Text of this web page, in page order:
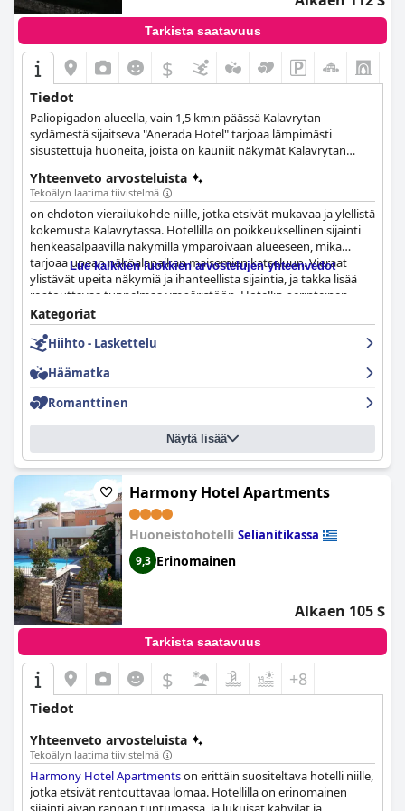
Tarkista saatavuus
$
Tiedot
Paliopigadon alueella, vain 1,5 km:n päässä Kalavrytan
sydämestä sijaitseva "Anerada Hotel" tarjoaa lämpimästi
sisustettuja huoneita, joista on kauniit näkymät Kalavrytan
Yhteenveto arvosteluista
Tekoälyn laatima tiivistelmä
on ehdoton vierailukohde niille, jotka etsivät mukavaa ja ylellistä
kokemusta Kalavrytassa. Hotellilla on poikkeuksellinen sijainti
henkeäsalpaavilla näkymillä ympäröivään alueeseen, mikä
tarjoaa upean näköalapaikan maisemien katseluun. Vieraat
ylistävät upeita näkymiä ja ihanteellista sijaintia, ja takka lisää
rentouttavaa tunnelmaa ympäristöön. Hotellin perinteinen,
kotitekoinen aamiainen on hitti vieraiden keskuudessa, ja
monet kuvaavat sitä upeaksi, hämmästyttäväksi ja
erinomaiseksi. Huoneet ovat hyvin varusteltuja, tilavia ja siistejä,
kylpyhuoneet. Hotellia kehutaan sen puhtaudesta ja
turvallisuusmääräysten noudattamisesta, ja huoneita kuvataan
nuhteettoman siisteiksi ja tahrattomiksi. Henkilökunta on
erittäin ystävällistä ja avuliasta, ja he tarjoavat vinkkejä ja
suosituksia paikallisista ravintoloista, vaellusreiteistä ja
nähtävyyksistä. Kaiken kaikkiaan tarjoaa vieraanvaraisen ja
avuliaan kokemuksen vierailleen.
Lue kaikkien luokkien arvostelujen yhteenvedot
Kategoriat
Hiihto - Laskettelu
Häämatka
Romanttinen
Näytä lisää
Harmony Hotel Apartments
Huoneistohotelli Selianitikassa
9,3 Erinomainen
Alkaen 105 $
Tarkista saatavuus
$ +8
Tiedot
Yhteenveto arvosteluista
Tekoälyn laatima tiivistelmä
Harmony Hotel Apartmentson erittäin suositeltava hotelli niille,
jotka etsivät rentouttavaa lomaa. Hotellilla on erinomainen